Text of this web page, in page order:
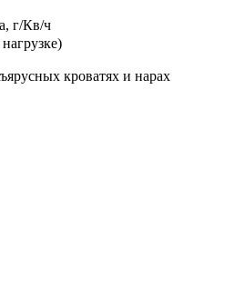
г/Кв/ч
кроватях и нарах